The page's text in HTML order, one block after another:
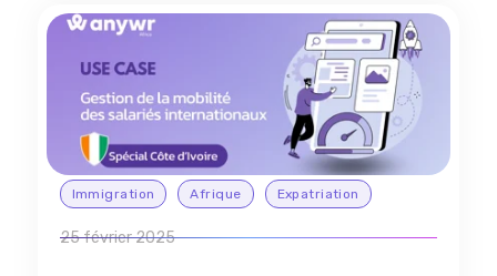
Immigration Afrique Expatriation
25 février 2025